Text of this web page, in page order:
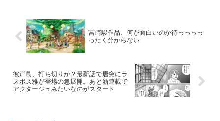
宮崎駿作品、何が面白いのか待っっっっ
ったく分からない
彼岸島、打ち切りか？最新話で唐突にラ
スボス雅が登場の急展開。あと新連載で
アクタージュみたいなのがスタート